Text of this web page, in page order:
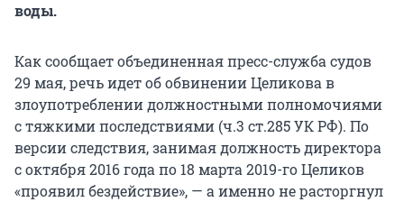
воды.
Как сообщает объединенная пресс-служба судов
29 мая, речь идет об обвинении Целикова в
злоупотреблении должностными полномочиями
с тяжкими последствиями (ч.3 ст.285 УК РФ). По
версии следствия, занимая должность директора
с октября 2016 года по 18 марта 2019-го Целиков
«проявил бездействие», — а именно не расторгнул